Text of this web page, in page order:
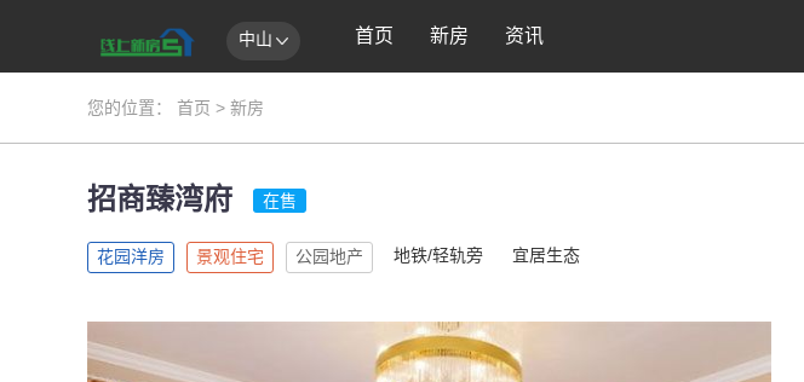
中山 首页 新房 资讯
您的位置： 首页 > 新房
招商臻湾府 在售
花园洋房 景观住宅 公园地产 地铁/轻轨旁 宜居生态